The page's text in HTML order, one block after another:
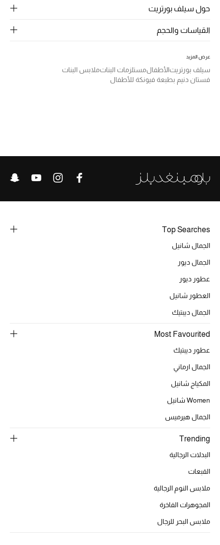
الأطفال
عرض جميع المنتجات
خصومات
الموسم الجديد
حصريًا عبر الإنترنت
جميع إصدارتنا النسائية
الحب للمحلي
الملابس الرياضية النسائية
تشكيلة الأعراس
حقائب وأحذية متطابقة
هدايا للنساء
جميع الملابس النسائية
حول سيلف بورتريت
القياسات والحجم
عرض المزيد
سيلف بورتريتالأطفالمستلزمات البناتملابس البنات
فستان دنيم بطبعة فيونكة للأطفال
Top Searches
الجمال شانيل
الجمال ديور
عطور ديور
العطور شانيل
الجمال ديبتيك
Most Favourited
عطور ديبتيك
الجمال ارماني
المكياج شانيل
Women شانيل
الجمال هيرميس
Trending
البدلات الرجالية
القبعات
ملابس النوم الرجالية
المجوهرات الفاخرة
ملابس البحر للرجال